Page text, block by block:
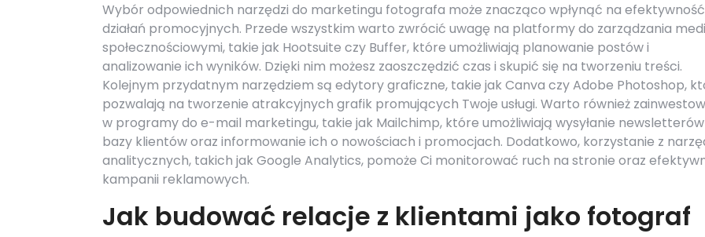
Wybór odpowiednich narzędzi do marketingu fotografa może znacząco wpłynąć na efektywność
działań promocyjnych. Przede wszystkim warto zwrócić uwagę na platformy do zarządzania
społecznościowymi, takie jak Hootsuite czy Buffer, które umożliwiają planowanie postów i
analizowanie ich wyników. Dzięki nim możesz zaoszczędzić czas i skupić się na tworzeniu treści.
Kolejnym przydatnym narzędziem są edytory graficzne, takie jak Canva czy Adobe Photoshop,
pozwalają na tworzenie atrakcyjnych grafik promujących Twoje usługi. Warto również
w programy do e-mail marketingu, takie jak Mailchimp, które umożliwiają wysyłanie
bazy klientów oraz informowanie ich o nowościach i promocjach. Dodatkowo, korzystanie z
analitycznych, takich jak Google Analytics, pomoże Ci monitorować ruch na stronie oraz
kampanii reklamowych.
Jak budować relacje z klientami jako fotograf